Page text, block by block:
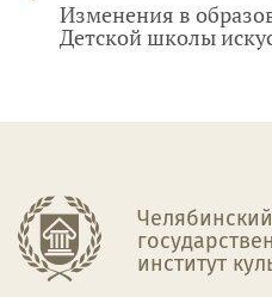
Изменения в
Детской школы
Челябинский
институт